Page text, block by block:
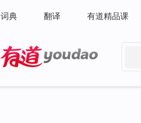
词典 翻译 有道精品课